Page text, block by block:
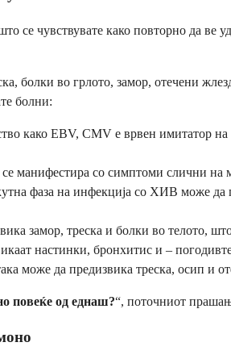
се чувствувате како повторно да ве
болки во грлото, замор, отечени
болни:
како EBV, CMV е врвен имитатор
се манифестира со симптоми слични на
фаза на инфекција со ХИВ може да
замор, треска и болки во телото,
настинки, бронхитис и –
може да предизвика треска, осип и
повеќе од еднаш?“, поточниот